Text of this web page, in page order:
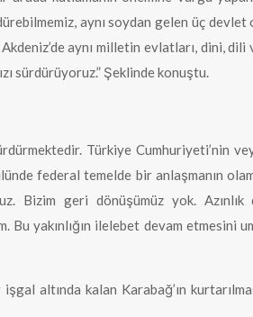
aynı soydan gelen üç
aynı milletin evlatları, dini, dili
sürdürüyoruz.” Şeklinde konuştu.
Türkiye Cumhuriyeti’nin
federal temelde bir anlaşmanın
Bizim geri dönüşümüz yok.
yakınlığın ilelebet devam etmesini
altında kalan Karabağ’ın